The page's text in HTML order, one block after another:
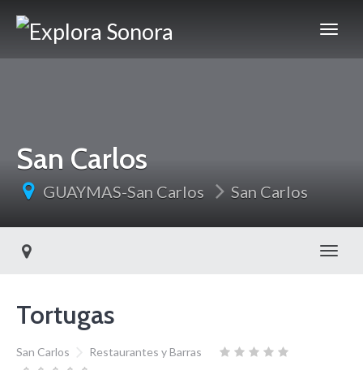
San Carlos
GUAYMAS-San Carlos San Carlos
Tortugas
San Carlos Restaurantes y Barras